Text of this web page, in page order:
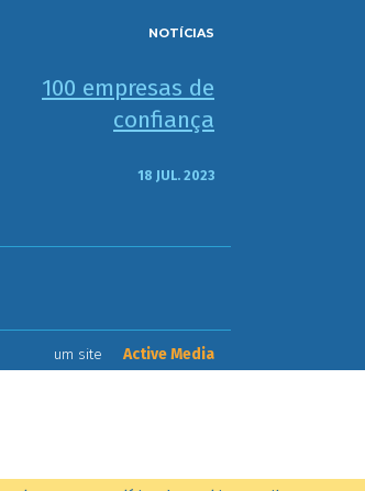
NOTÍCIAS
100 empresas de
confiança
18 JUL. 2023
um site Active Media